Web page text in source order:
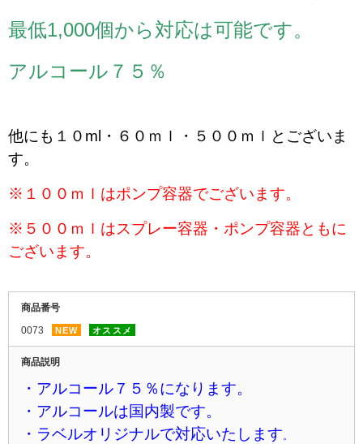
最低1,000個から対応は可能です。
アルコール７５％
他にも１０ml・６０ｍｌ・５００ｍｌとございま
す。
※１００ｍｌはポンプ容器でございます。
※５００ｍｌはスプレー容器・ポンプ容器ともに
ございます。
商品番号
0073
NEW オススメ
商品説明
・アルコール７５％になります。
・アルコールは国内製です。
・ラベルオリジナルで対応いたします。